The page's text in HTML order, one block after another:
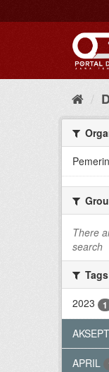
to
There
search
Tags
2023
1
APRIL